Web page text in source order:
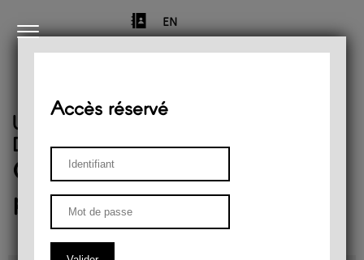
EN
Université de Liège
Département de philosophie
Centre de recherches
phénoménologiques
Accès réservé